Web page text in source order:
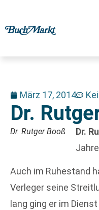
März 17, 2014
Dr.
Dr. Rutger Booß Dr.
Auch im Ruhestand
Verleger seine
lang ging er im